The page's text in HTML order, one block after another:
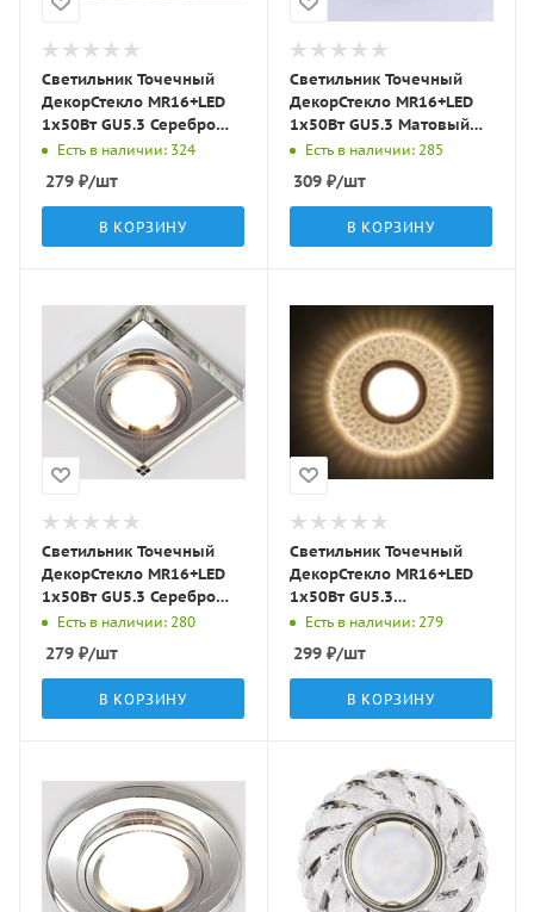
Светильник Точечный
ДекорСтекло MR16+LED
1х50Вт GU5.3 Серебро
D95х25мм IP20 D0801L
Есть в наличии: 324
279 ₽/шт
В КОРЗИНУ
Светильник Точечный
ДекорСтекло MR16+LED
1х50Вт GU5.3 Матовый
D90х10мм IP20 D0301
Есть в наличии: 285
309 ₽/шт
В КОРЗИНУ
Светильник Точечный
ДекорСтекло MR16+LED
1х50Вт GU5.3 Серебро
90х90х20мм IP20 D0001L
Есть в наличии: 280
279 ₽/шт
В КОРЗИНУ
Светильник Точечный
ДекорСтекло MR16+LED
1х50Вт GU5.3
Прозрачный D115х25мм
IP20 K1649 LBT
Есть в наличии: 279
299 ₽/шт
В КОРЗИНУ